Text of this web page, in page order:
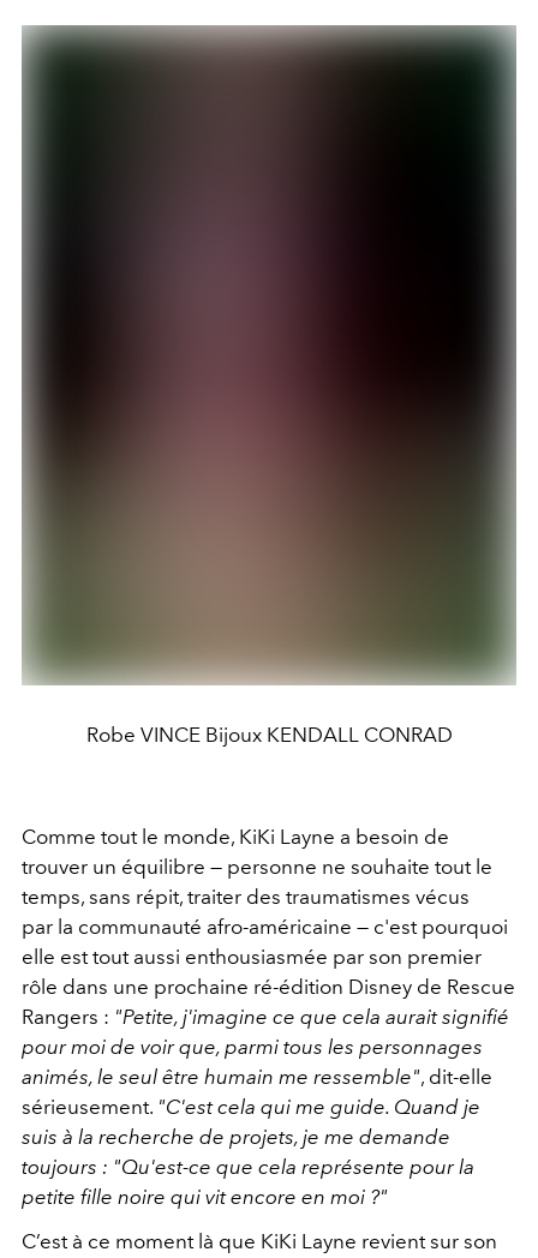
Robe VINCE Bijoux KENDALL CONRAD
Comme tout le monde, KiKi Layne a besoin de
trouver un équilibre — personne ne souhaite tout le
temps, sans répit, traiter des traumatismes vécus
par la communauté afro-américaine — c'est pourquoi
elle est tout aussi enthousiasmée par son premier
rôle dans une prochaine ré-édition Disney de Rescue
Rangers : "Petite, j'imagine ce que cela aurait signifié
pour moi de voir que, parmi tous les personnages
animés, le seul être humain me ressemble", dit-elle
sérieusement. "C'est cela qui me guide. Quand je
suis à la recherche de projets, je me demande
toujours : "Qu'est-ce que cela représente pour la
petite fille noire qui vit encore en moi ?"
C’est à ce moment là que KiKi Layne revient sur son